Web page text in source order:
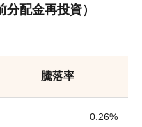
配金再投資）
騰落率
0.26%